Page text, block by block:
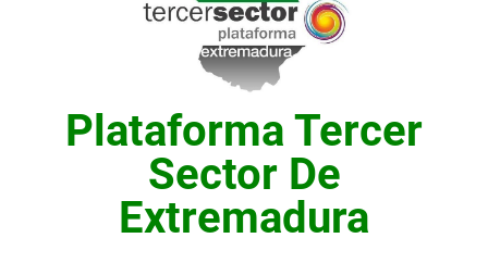
Plataforma Tercer
Sector De
Extremadura